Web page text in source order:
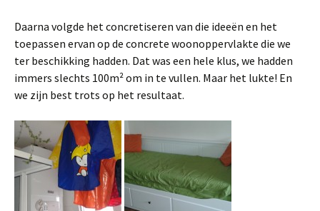
Daarna volgde het concretiseren van die ideeën en het
toepassen ervan op de concrete woonoppervlakte die we
ter beschikking hadden. Dat was een hele klus, we hadden
immers slechts 100m² om in te vullen. Maar het lukte! En
we zijn best trots op het resultaat.